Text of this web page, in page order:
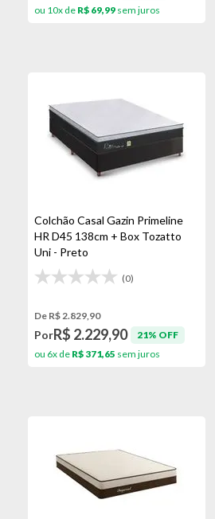
ou 10x de R$ 69,99sem juros
Colchão Casal Gazin Primeline
HR D45 138cm + Box Tozatto
Uni - Preto
(0)
De R$ 2.829,90
PorR$ 2.229,90
21% OFF
ou 6x de R$ 371,65 sem juros